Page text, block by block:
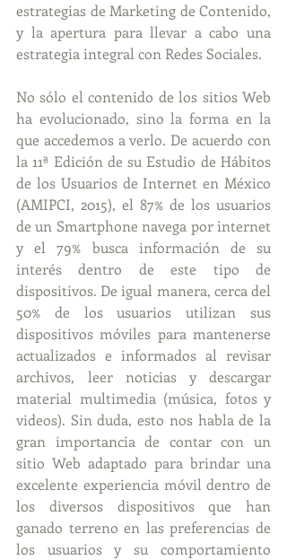
estrategias de Marketing de Contenido,
y la apertura para llevar a cabo una
estrategia integral con Redes Sociales.
No sólo el contenido de los sitios Web
ha evolucionado, sino la forma en la
que accedemos a verlo. De acuerdo con
la 11ª Edición de su Estudio de Hábitos
de los Usuarios de Internet en México
(AMIPCI, 2015), el 87% de los usuarios
de un Smartphone navega por internet
y el 79% busca información de su
interés dentro de este tipo de
dispositivos. De igual manera, cerca del
50% de los usuarios utilizan sus
dispositivos móviles para mantenerse
actualizados e informados al revisar
archivos, leer noticias y descargar
material multimedia (música, fotos y
videos). Sin duda, esto nos habla de la
gran importancia de contar con un
sitio Web adaptado para brindar una
excelente experiencia móvil dentro de
los diversos dispositivos que han
ganado terreno en las preferencias de
los usuarios y su comportamiento